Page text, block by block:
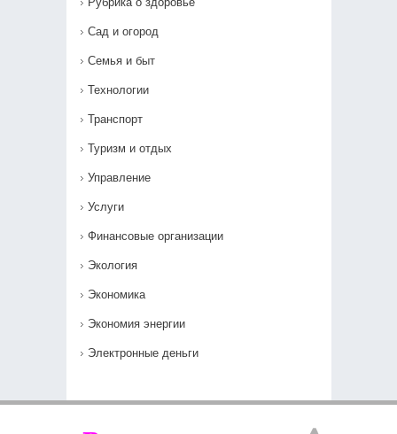
Сад и огород
Семья и быт
Технологии
Транспорт
Туризм и отдых
Управление
Услуги
Финансовые организации
Экология
Экономика
Экономия энергии
Электронные деньги